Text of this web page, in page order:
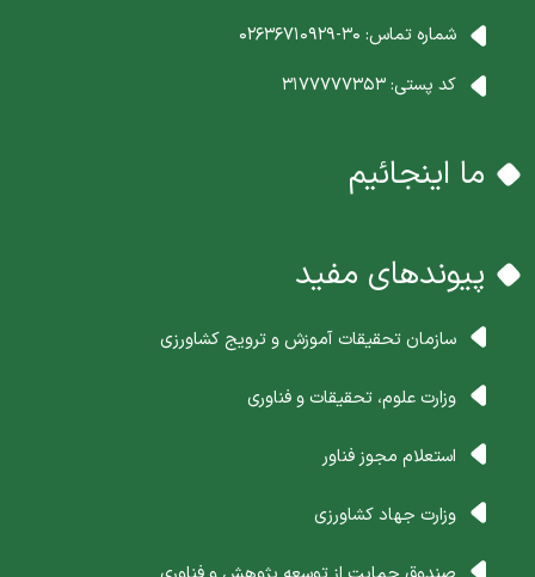
شماره تماس: 30-02636710929
کد پستی:3177777353
ما اینجائیم
پیوندهای مفید
سازمان تحقیقات آموزش و ترویج کشاورزی
وزارت علوم، تحقیقات و فناوری
استعلام مجوز فناور
وزارت جهاد کشاورزی